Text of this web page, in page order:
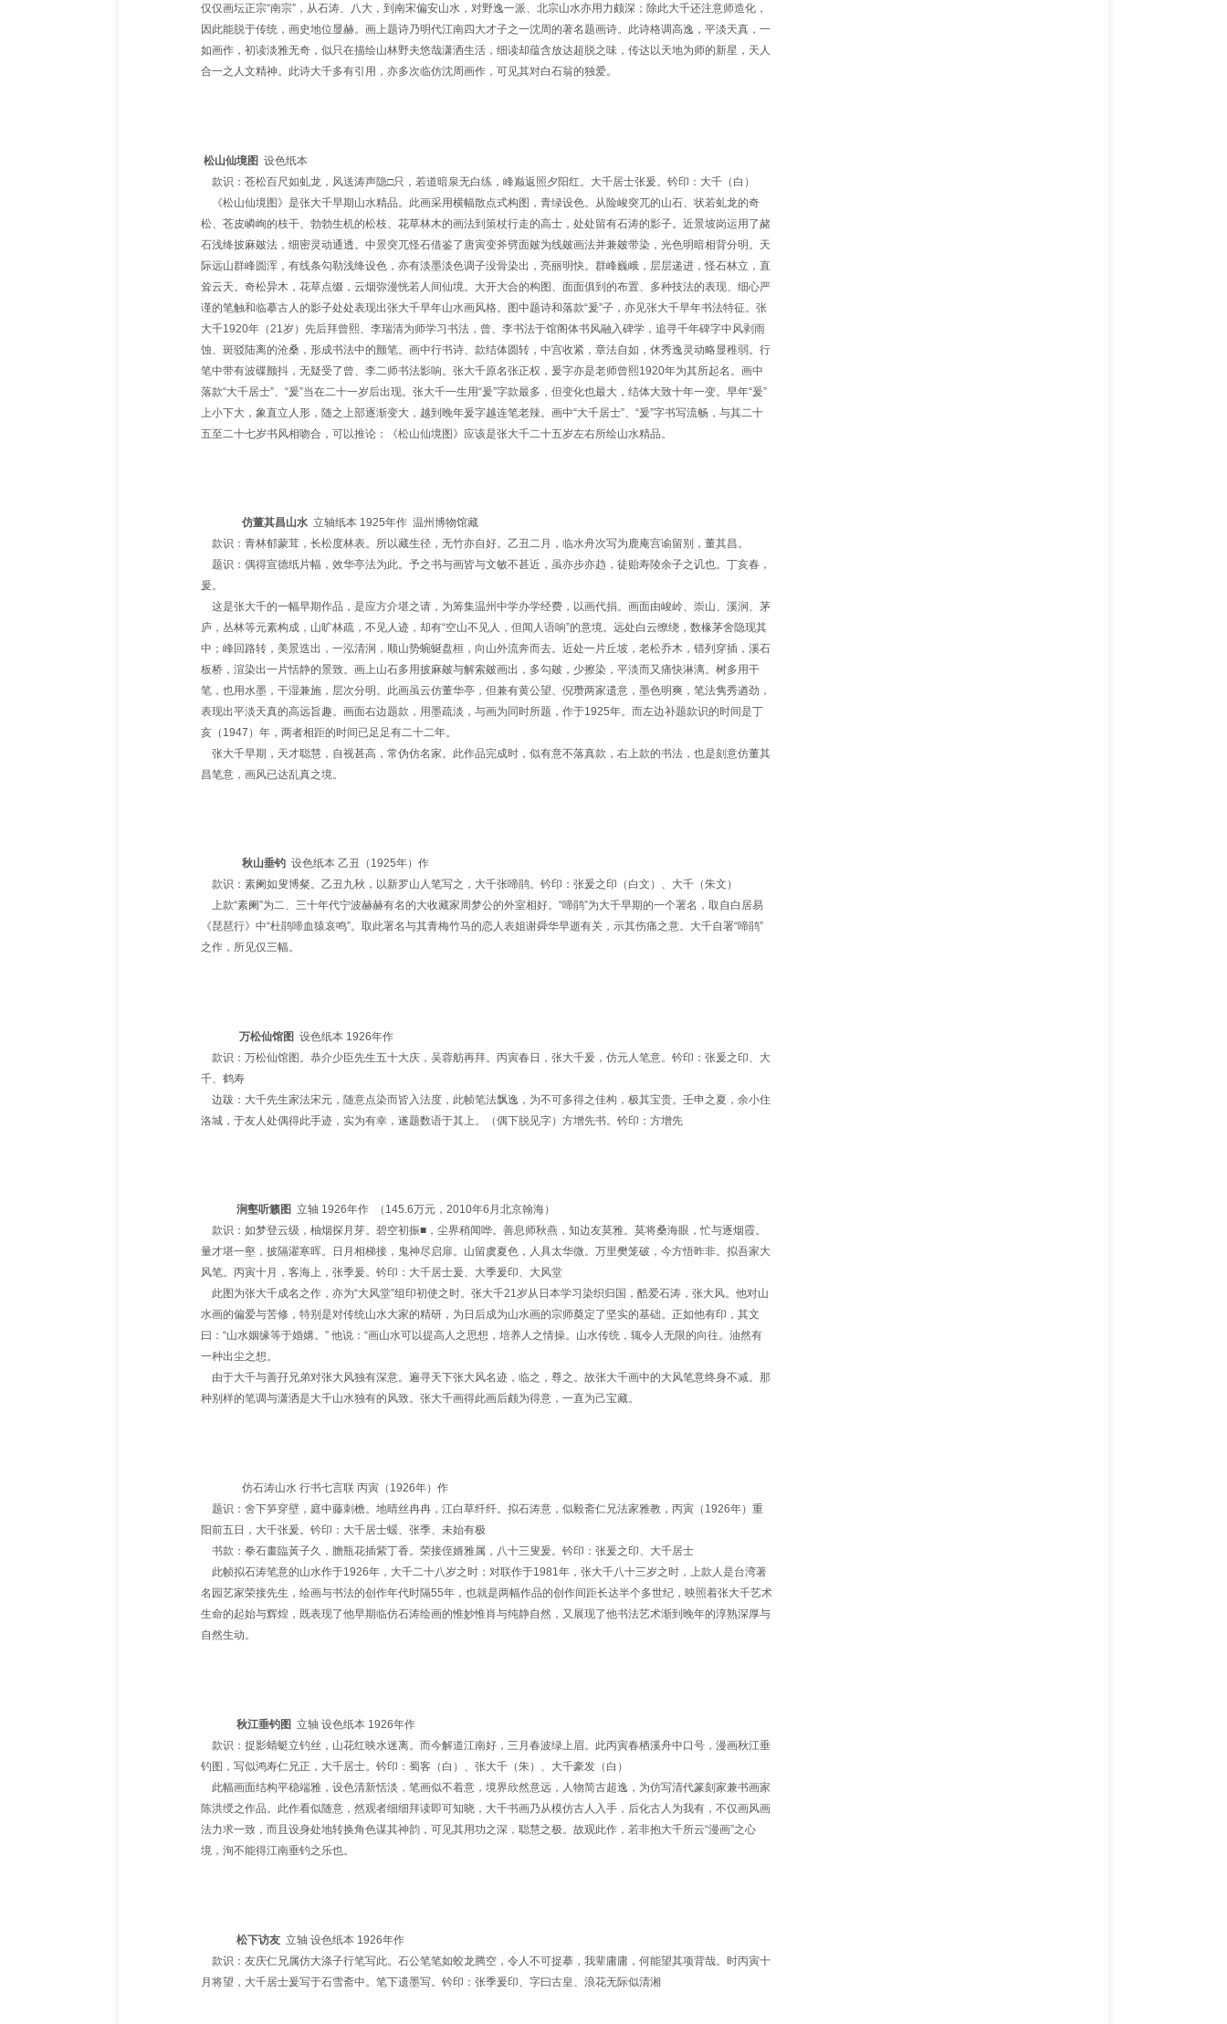
仅仅画坛正宗“南宗”，从石涛、八大，到南宋偏安山水，对野逸一派、北宗山水亦用力颇深；除此大千还注意师造化，
因此能脱于传统，画史地位显赫。画上题诗乃明代江南四大才子之一沈周的著名题画诗。此诗格调高逸，平淡天真，一
如画作，初读淡雅无奇，似只在描绘山林野夫悠哉潇洒生活，细读却蕴含放达超脱之味，传达以天地为师的新星，天人
合一之人文精神。此诗大千多有引用，亦多次临仿沈周画作，可见其对白石翁的独爱。
松山仙境图 设色纸本
款识：苍松百尺如虬龙，风送涛声隐□只，若道暗泉无白练，峰巅返照夕阳红。大千居士张爰。钤印：大千（白）
《松山仙境图》是张大千早期山水精品。此画采用横幅散点式构图，青绿设色。从险峻突兀的山石、状若虬龙的奇
松、苍皮嶙峋的枝干、勃勃生机的松枝、花草林木的画法到策杖行走的高士，处处留有石涛的影子。近景坡岗运用了赭
石浅绛披麻皴法，细密灵动通透。中景突兀怪石借鉴了唐寅变斧劈面皴为线皴画法并兼皴带染，光色明暗相背分明。天
际远山群峰圆浑，有线条勾勒浅绛设色，亦有淡墨淡色调子没骨染出，亮丽明快。群峰巍峨，层层递进，怪石林立，直
耸云天。奇松异木，花草点缀，云烟弥漫恍若人间仙境。大开大合的构图、面面俱到的布置、多种技法的表现、细心严
谨的笔触和临摹古人的影子处处表现出张大千早年山水画风格。图中题诗和落款“爰”子，亦见张大千早年书法特征。张
大千1920年（21岁）先后拜曾熙、李瑞清为师学习书法，曾、李书法于馆阁体书风融入碑学，追寻千年碑字中风剥雨
蚀、斑驳陆离的沧桑，形成书法中的颤笔。画中行书诗、款结体圆转，中宫收紧，章法自如，休秀逸灵动略显稚弱。行
笔中带有波碟颤抖，无疑受了曾、李二师书法影响。张大千原名张正权，爰字亦是老师曾熙1920年为其所起名。画中
落款“大千居士”、“爰”当在二十一岁后出现。张大千一生用“爰”字款最多，但变化也最大，结体大致十年一变。早年“爰”
上小下大，象直立人形，随之上部逐渐变大，越到晚年爰字越连笔老辣。画中“大千居士”、“爰”字书写流畅，与其二十
五至二十七岁书风相吻合，可以推论：《松山仙境图》应该是张大千二十五岁左右所绘山水精品。
仿董其昌山水 立轴纸本 1925年作 温州博物馆藏
款识：青林郁蒙茸，长松度林表。所以藏生径，无竹亦自好。乙丑二月，临水舟次写为鹿庵宫谕留别，董其昌。
题识：偶得宣德纸片幅，效华亭法为此。予之书与画皆与文敏不甚近，虽亦步亦趋，徒贻寿陵余子之讥也。丁亥春，
爰。
这是张大千的一幅早期作品，是应方介堪之请，为筹集温州中学办学经费，以画代捐。画面由峻岭、崇山、溪涧、茅
庐，丛林等元素构成，山旷林疏，不见人迹，却有“空山不见人，但闻人语响”的意境。远处白云缭绕，数椽茅舍隐现其
中；峰回路转，美景迭出，一泓清涧，顺山势蜿蜒盘桓，向山外流奔而去。近处一片丘坡，老松乔木，错列穿插，溪石
板桥，渲染出一片恬静的景致。画上山石多用披麻皴与解索皴画出，多勾皴，少擦染，平淡而又痛快淋漓。树多用干
笔，也用水墨，干湿兼施，层次分明。此画虽云仿董华亭，但兼有黄公望、倪瓒两家遗意，墨色明爽，笔法隽秀遒劲，
表现出平淡天真的高远旨趣。画面右边题款，用墨疏淡，与画为同时所题，作于1925年。而左边补题款识的时间是丁
亥（1947）年，两者相距的时间已足足有二十二年。
张大千早期，天才聪慧，自视甚高，常伪仿名家。此作品完成时，似有意不落真款，右上款的书法，也是刻意仿董其
昌笔意，画风已达乱真之境 。
秋山垂钓 设色纸本 乙丑（1925年）作
款识：素阑如叟博粲。乙丑九秋，以新罗山人笔写之，大千张啼鹃。钤印：张爰之印（白文）、大千（朱文）
上款“素阑”为二、三十年代宁波赫赫有名的大收藏家周梦公的外室相好。“啼鹃”为大千早期的一个署名，取自白居易
《琵琶行》中“杜鹃啼血猿哀鸣”。取此署名与其青梅竹马的恋人表姐谢舜华早逝有关，示其伤痛之意。大千自署“啼鹃”
之作，所见仅三幅。
万松仙馆图 设色纸本 1926年作
款识：万松仙馆图。恭介少臣先生五十大庆，吴蓉舫再拜。丙寅春日，张大千爰，仿元人笔意。钤印：张爰之印、大
千、鹤寿
边跋：大千先生家法宋元，随意点染而皆入法度，此帧笔法飘逸，为不可多得之佳构，极其宝贵。壬申之夏，余小住
洛城，于友人处偶得此手迹，实为有幸，遂题数语于其上。（偶下脱见字）方增先书。钤印：方增先
涧壑听籁图 立轴 1926年作 （145.6万元，2010年6月北京翰海）
款识：如梦登云级，柚烟探月芽。碧空初振■，尘界稍闻哗。善息师秋燕，知边友莫雅。莫将桑海眼，忙与逐烟霞。
量才堪一壑，披隔濯寒晖。日月相梯接，鬼神尽启扉。山留虞夏色，人具太华微。万里樊笼破，今方悟昨非。拟吾家大
风笔。丙寅十月，客海上，张季爰。钤印：大千居士爰、大季爰印、大风堂
此图为张大千成名之作，亦为“大风堂”组印初使之时。张大千21岁从日本学习染织归国，酷爱石涛，张大风。他对山
水画的偏爱与苦修，特别是对传统山水大家的精研，为日后成为山水画的宗师奠定了坚实的基础。正如他有印，其文
曰：“山水姻缘等于婚媾。” 他说：“画山水可以提高人之思想，培养人之情操。山水传统，辄令人无限的向往。油然有
一种出尘之想。
由于大千与善孖兄弟对张大风独有深意。遍寻天下张大风名迹，临之，尊之。故张大千画中的大风笔意终身不减。那
种别样的笔调与潇洒是大千山水独有的风致。张大千画得此画后颇为得意，一直为己宝藏。
仿石涛山水 行书七言联 丙寅（1926年）作
题识：舍下笋穿壁，庭中藤刺檐。地晴丝冉冉，江白草纤纤。拟石涛意，似毅斋仁兄法家雅教，丙寅（1926年）重
阳前五日，大千张爰。钤印：大千居士蝯、张季、未始有极
书款 ：拳石畫臨黃子久，膽瓶花插紫丁香。荣接侄婿雅属，八十三叟爰。钤印：张爰之印、大千居士
此帧拟石涛笔意的山水作于1926年，大千二十八岁之时；对联作于1981年，张大千八十三岁之时，
上款人是台湾著
名园艺家荣接先生，绘画与书法的创作年代时隔55年，也就是两幅作品的创作间距长达半个多世纪，映照着张大千艺术
生命的起始与辉煌，既表现了他早期临仿石涛绘画的惟妙惟肖与纯静自然，又展现了他书法艺术渐到晚年的淳熟深厚与
自然生动 。
秋江垂钓图 立轴 设色纸本 1926年作
款识：捉影蜻蜓立钓丝，山花红映水迷离。而今解道江南好，三月春波绿上眉。此丙寅春栖溪舟中口号，漫画秋江垂
钓图，写似鸿寿仁兄正，大千居士。钤印：蜀客（白）、张大千（朱）、大千豪发（白）
此幅画面结构平稳端雅，设色清新恬淡，笔画似不着意，境界欣然意远，人物简古超逸，为仿写清代篆刻家兼书画家
陈洪绶之作品。此作看似随意，然观者细细拜读即可知晓，大千书画乃从模仿古人入手，后化古人为我有，不仅画风画
法力求一致，而且设身处地转换角色谋其神韵，可见其用功之深，聪慧之极。故观此作，若非抱大千所云“漫画”之心
境，洵不能得江南垂钓之乐也。
松下访友 立轴 设色纸本 1926年作
款识：友庆仁兄属仿大涤子行笔写此。石公笔笔如蛟龙腾空，令人不可捉摹，我辈庸庸，何能望其项背哉。时丙寅十
月将望，大千居士爰写于石雪斋中。笔下遗墨写。钤印：张季爰印、字曰古皇、浪花无际似清湘